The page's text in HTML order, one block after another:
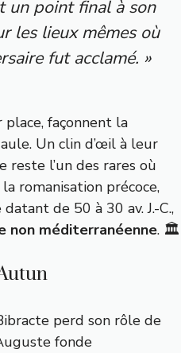
un point final à son
les lieux mêmes où
fut acclamé. »
place, façonnent la
Un clin d’œil à leur
reste l’un des rares où
romanisation précoce,
de 50 à 30 av. J.-C.,
non méditerranéenne. 🏛️
perd son rôle de
fonde